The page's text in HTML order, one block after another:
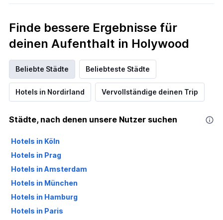
Finde bessere Ergebnisse für
deinen Aufenthalt in Holywood
Beliebte Städte Beliebteste Städte
Hotels in Nordirland Vervollständige deinen Trip
Städte, nach denen unsere Nutzer suchen
Hotels in Köln
Hotels in Prag
Hotels in Amsterdam
Hotels in München
Hotels in Hamburg
Hotels in Paris